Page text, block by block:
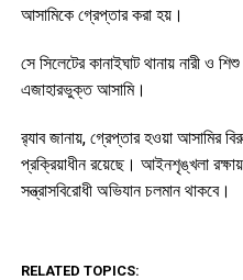
আসামিকে গ্রেপ্তার করা হয়।
সে সিলেটের কানাইঘাট থানায় নারী ও
এজাহারভুক্ত আসামি।
র‌্যাব জানায়, গ্রেপ্তার হওয়া আসামির
প্রক্রিয়াধীন রয়েছে। আইনশৃঙ্খলা
সন্ত্রাসবিরোধী অভিযান চলমান থাকবে।
RELATED TOPICS: